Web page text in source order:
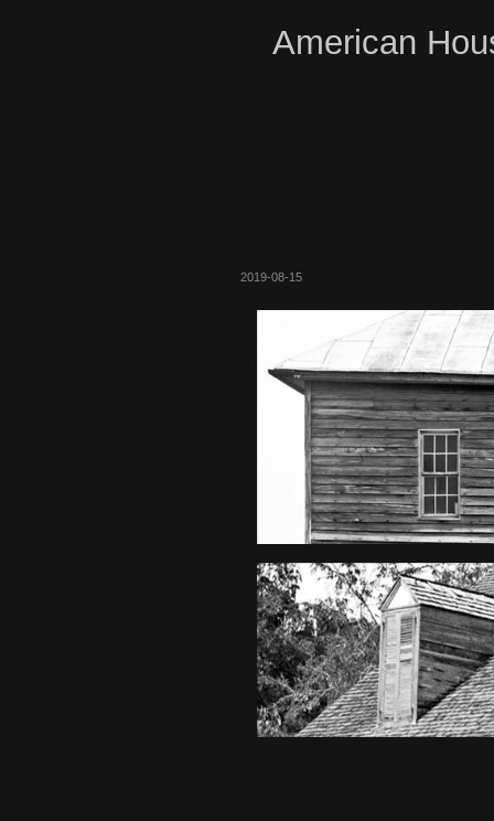
American
2019-08-15